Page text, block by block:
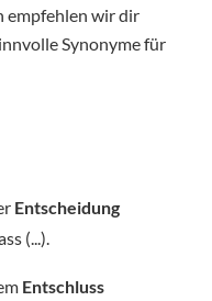
empfehlen wir dir
Synonyme für
Entscheidung
(...).
Entschluss